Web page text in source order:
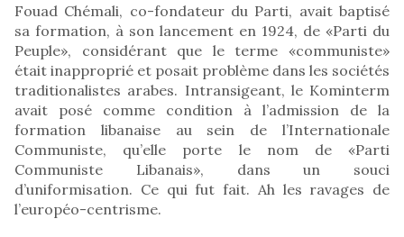
Fouad Chémali, co-fondateur du Parti, avait baptisé
sa formation, à son lancement en 1924, de «Parti du
Peuple», considérant que le terme «communiste»
était inapproprié et posait problème dans les sociétés
traditionalistes arabes. Intransigeant, le Kominterm
avait posé comme condition à l’admission de la
formation libanaise au sein de l’Internationale
Communiste, qu’elle porte le nom de «Parti
Communiste Libanais», dans un souci
d’uniformisation. Ce qui fut fait. Ah les ravages de
l’européo-centrisme.